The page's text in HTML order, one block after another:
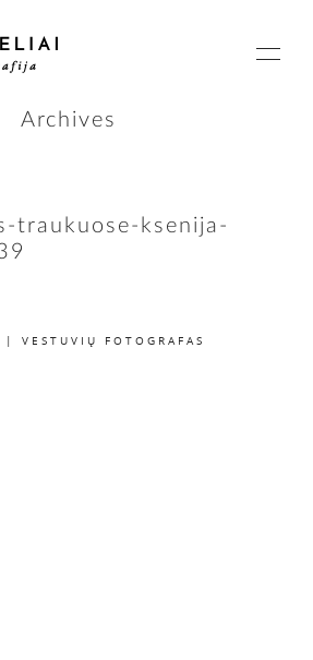
Archives
traukuose-ksenija-
VESTUVIŲ FOTOGRAFAS